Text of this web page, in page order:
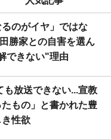
るのがイヤ」ではな
勝家との自害を選ん
できない"理由
も放送できない...宣教
もの」と書かれた豊
き性欲